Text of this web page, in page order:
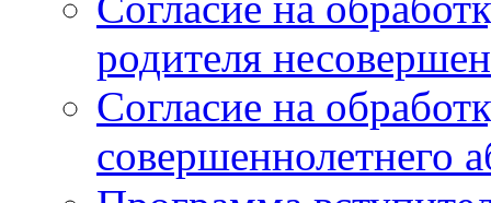
родителя
Согласие на
совершеннолетнего